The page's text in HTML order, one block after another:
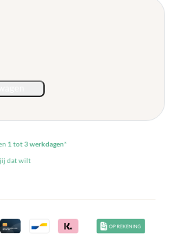
1 tot 3 werkdagen*
jij dat wilt